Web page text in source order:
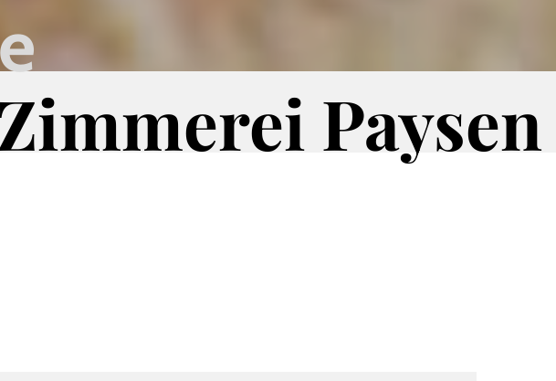
Zimmerei Paysen